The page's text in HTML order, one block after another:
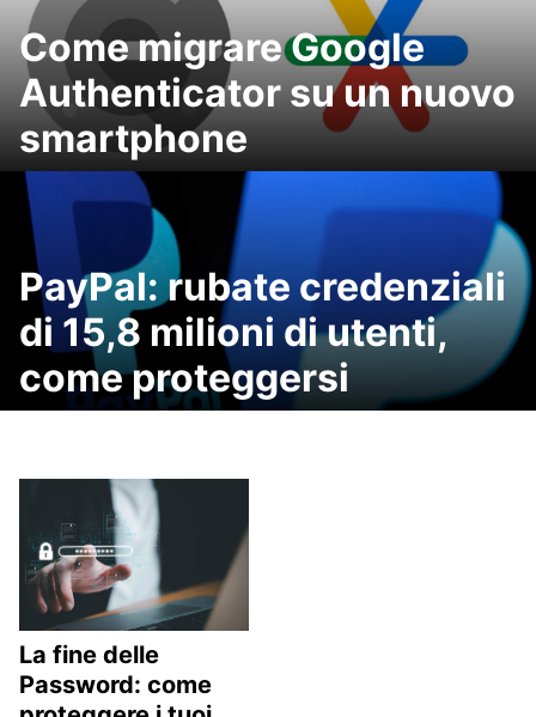
Come migrare Google
Authenticator su un nuovo
smartphone
PayPal: rubate credenziali
di 15,8 milioni di utenti,
come proteggersi
La fine delle
Password: come